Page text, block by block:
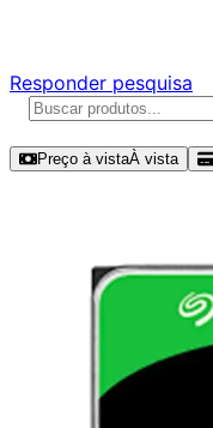
Responder pesquisa
Preço à vistaÀ vista